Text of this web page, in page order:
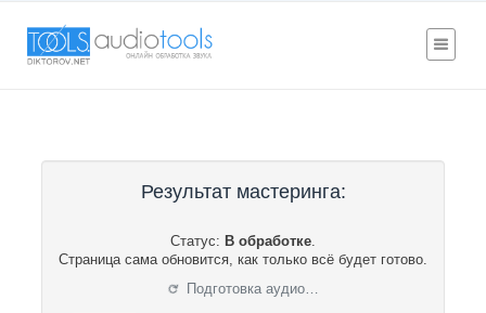
Результат мастеринга:
Статус: В обработке.
Страница сама обновится, как только всё будет готово.
⟳ Подготовка аудио…